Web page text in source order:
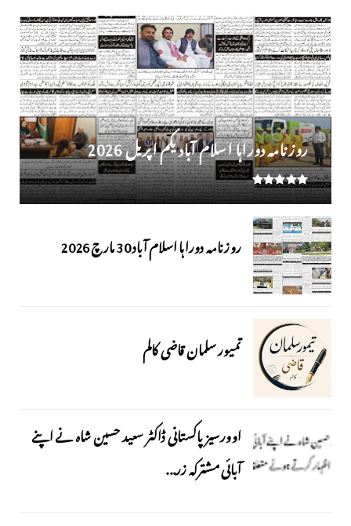
روز نامہ دوراہا اسلام آباد یکم اپریل 2026
روزنامہ دوراہا اسلام آباد 30 مارچ 2026
تمیور سلمان قاضی کالم
اوورسیز پاکستانی ڈاکٹر سعید حسین شاہ نے اپنے
آبائی مشترکہ زر...